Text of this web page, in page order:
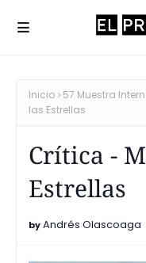
Inicio 57 Muestra
las Estrellas
Crítica -
Estrellas
Andrés Olascoaga